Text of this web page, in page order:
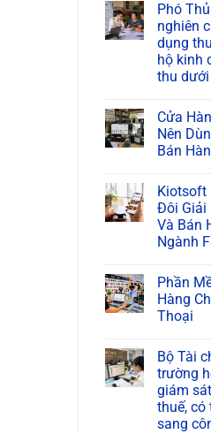
Phó
nghiên
dụng
hộ kinh
thu
Cửa
Nên
Bán
Kiotsoft
Đôi Giải
Và Bán
Ngành
Phần
Hàng
Thoại
Bộ Tài
trường
giám
thuế, có
sang